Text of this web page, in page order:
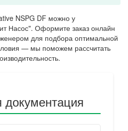
NSPG DF можно у
Насос". Оформите заказ онлайн
для подбора оптимальной
— мы поможем рассчитать
документация